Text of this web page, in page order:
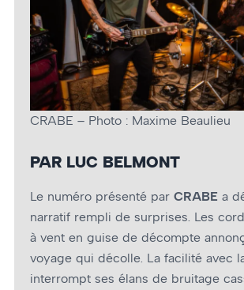
CRABE – Photo : Maxime Beaulieu
PAR LUC BELMONT
Le numéro présenté par CRABE a
narratif rempli de surprises. Les
à vent en guise de décompte
voyage qui décolle. La facilité avec
interrompt ses élans de bruitage